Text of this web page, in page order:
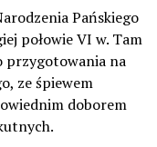
Pańskiego
połowie VI w. Tam
przygotowania na
ze śpiewem
doborem